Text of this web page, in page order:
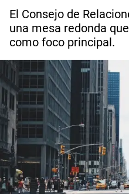
El Consejo de
una mesa redonda
como foco principal.